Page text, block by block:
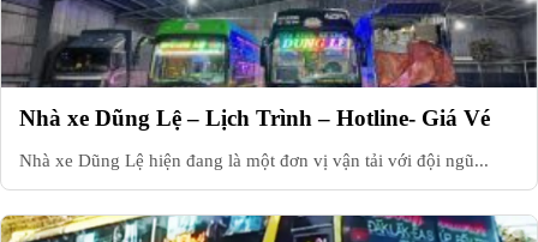
Nhà xe Dũng Lệ – Lịch Trình – Hotline- Giá Vé
Nhà xe Dũng Lệ hiện đang là một đơn vị vận tải với đội ngũ...